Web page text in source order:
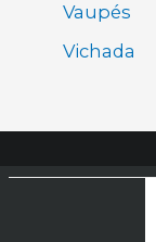
Vaupés
Vichada